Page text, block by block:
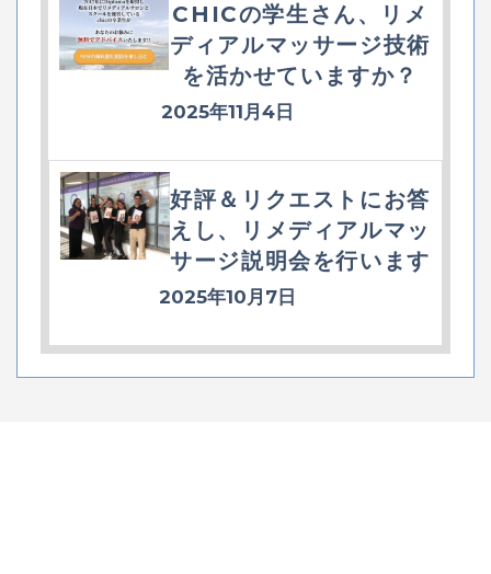
CHICの学生さん、リメ
ディアルマッサージ技術
を活かせていますか？
2025年11月4日
好評＆リクエストにお答
えし、リメディアルマッ
サージ説明会を行います
2025年10月7日